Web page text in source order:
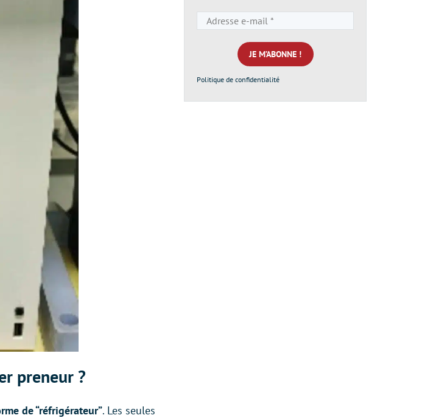
preneur ?
de “réfrigérateur”. Les seules
e-
mail
*
Politique de confidentialité